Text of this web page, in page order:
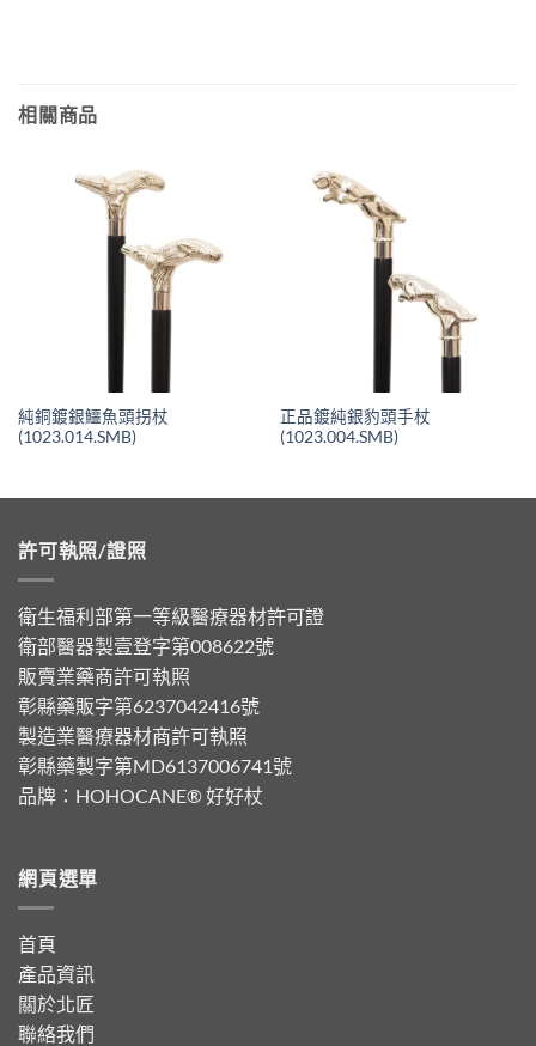
相關商品
純銅鍍銀鱷魚頭拐杖
(1023.014.SMB)
正品鍍純銀豹頭手杖
(1023.004.SMB)
許可執照/證照
衛生福利部第一等級醫療器材許可證
衛部醫器製壹登字第008622號
販賣業藥商許可執照
彰縣藥販字第6237042416號
製造業醫療器材商許可執照
彰縣藥製字第MD6137006741號
品牌： HOHOCANE® 好好杖
網頁選單
首頁
產品資訊
關於北匠
聯絡我們